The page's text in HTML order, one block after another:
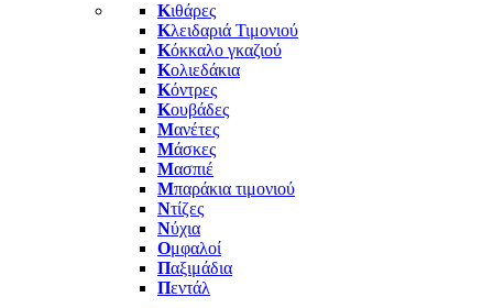
Κιθάρες
Κλειδαριά Τιμονιού
Κόκκαλο γκαζιού
Κολιεδάκια
Κόντρες
Κουβάδες
Μανέτες
Μάσκες
Μασπιέ
Μπαράκια τιμονιού
Ντίζες
Νύχια
Ομφαλοί
Παξιμάδια
Πεντάλ